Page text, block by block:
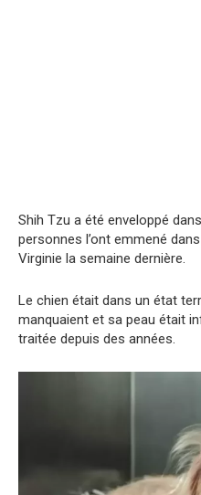
Shih Tzu a été enveloppé
personnes l’ont emmené
Virginie la semaine dernière.
Le chien était dans un état
manquaient et sa peau était
traitée depuis des années.